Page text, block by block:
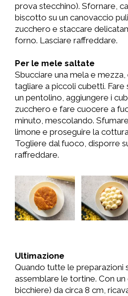
prova stecchino). Sfornare,
biscotto su un canovaccio
zucchero e staccare
forno. Lasciare raffreddare.
Per le mele saltate
Sbucciare una mela e
tagliare a piccoli cubetti. Fare
un pentolino, aggiungere i
zucchero e fare cuocere a
minuto, mescolando.
limone e proseguire la
Togliere dal fuoco, disporre
raffreddare.
Ultimazione
Quando tutte le preparazioni
assemblare le tortine. Con
bicchiere) da circa 8 cm,